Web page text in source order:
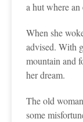
a hut where
When she
advised. With
mountain and
her dream.
The old
some